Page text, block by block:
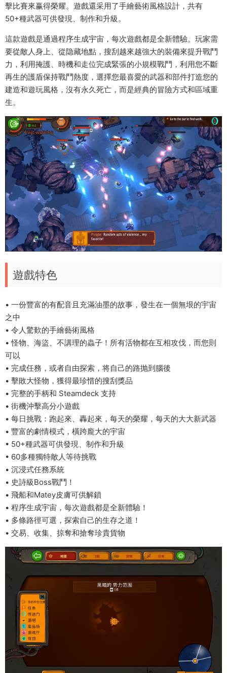
擊比賽來赢得榮耀。遊戲還采用了手繪藝術風格設計，共有
50+種武器可供發現、制作和升級。
這款遊戲是通過程序生成宇宙，每次遊戲都是全新體驗。玩家需
要從敵人身上、從隐藏地點，搜刮越來越強大的裝備來提升戰鬥
力，利用掩護、時機和走位完成緊張的小規模戰鬥，利用您不斷
再生的護盾保持戰鬥熱度，選擇您最喜愛的武器和部件打造您的
建造和遊玩風格，沒有永久死亡，而是經典的冒險方式和區域重
生。
遊戲特色
• 一份豐富的有配音且充滿油墨的故事，發生在一個無垠的宇宙
之中
• 令人驚歎的手繪藝術風格
• 怪物、海盜、不講理的蟲子！所有活物都在互相攻伐，而您則
可以
• 完成任務，或者自由探索，将自己的路抛到腦後
• 擊敗大怪物，獲得最珍惜的搜刮獎品
• 完整的手柄和 Steamdeck 支持
• 街機沖擊高分小遊戲
• 每日挑戰：跑起來、轟起來，每天的榮耀，每天的大大新武器
• 豐富的劇情模式，橫跨龐大的宇宙
• 50+種武器可供發現、制作和升級
• 60多種獨特敵人等待挑戰
• 沉浸式任務系統
• 史詩級Boss戰鬥！
• 飛船和Matey皮膚可供解鎖
• 程序生成宇宙，每次遊戲都是全新體驗！
• 多條路徑可選，探索自己的生存之道！
• 交易、收集、掠奪和搶奪珍貴貨物